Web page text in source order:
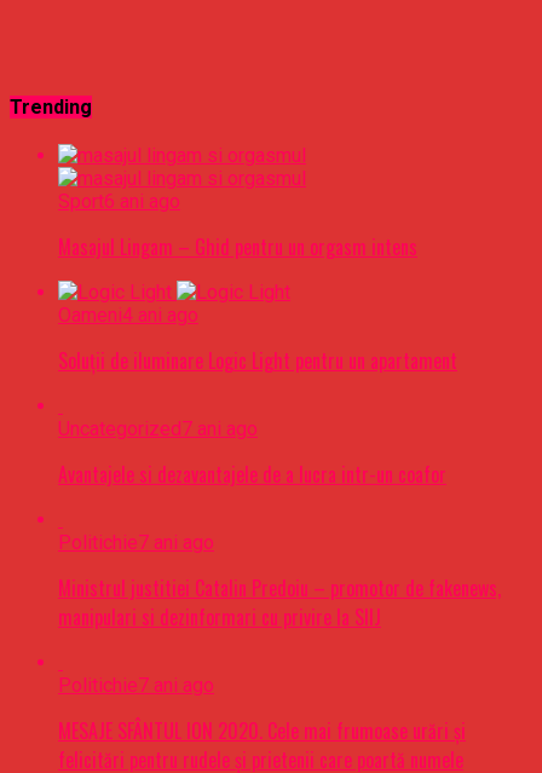
Trending
Sport6 ani ago
Masajul Lingam – Ghid pentru un orgasm intens
Oameni4 ani ago
Soluții de iluminare Logic Light pentru un apartament
Uncategorized7 ani ago
Avantajele si dezavantajele de a lucra intr-un coafor
Politichie7 ani ago
Ministrul justitiei Catalin Predoiu – promotor de fakenews,
manipulari si dezinformari cu privire la SIIJ
Politichie7 ani ago
MESAJE SFÂNTUL ION 2020. Cele mai frumoase urări şi
felicitări pentru rudele şi prietenii care poartă numele